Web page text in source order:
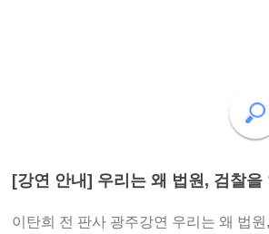
[강연 안내] 우리는 왜 법원, 검찰을
이탄희 전 판사 광주강연 우리는 왜 법